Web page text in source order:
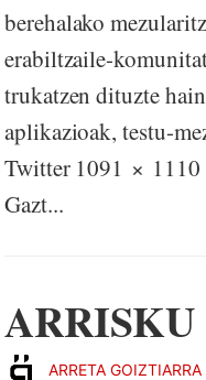
berehalako
erabiltzaile-
trukatzen dituzte
aplikazioak, testu-
Twitter 1091 ×
Gazt...
ARRETA GOIZTIARRA